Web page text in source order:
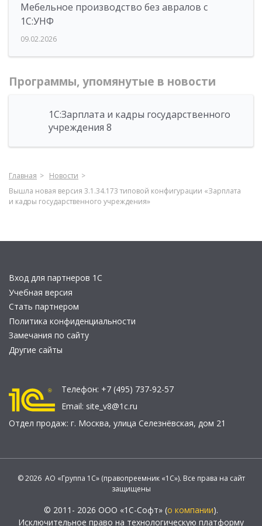
Мебельное производство без авралов с
1С:УНФ
09.02.2026
Программы, упомянутые в новости
1С:Зарплата и кадры государственного
учреждения 8
Главная
Новости
Вышла новая версия 3.1.34.173 типовой конфигурации «Зарплата
и кадры государственного учреждения»
Вход для партнеров 1С
Учебная версия
Стать партнером
Политика конфиденциальности
Замечания по сайту
Другие сайты
Телефон: +7 (495) 737-92-57
Email: site_v8@1c.ru
Отдел продаж: г. Москва, улица Селезнёвская, дом 21
© 2026 АО «Группа 1С» (правопреемник «1С»). Все права на сайт
защищены
© 2011- 2026 ООО «1С-Софт» (о компании).
Исключительное право на технологическую платформу